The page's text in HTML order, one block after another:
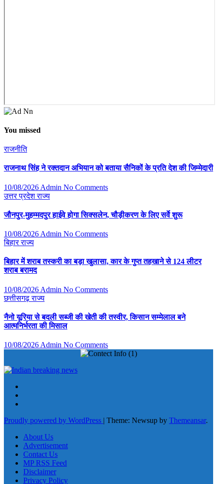
You missed
राजनीति
राजनाथ सिंह ने रक्तदान अभियान को बताया सैनिकों के प्रति देश की जिम्मेदारी
10/08/2026 Admin No Comments
उत्तर प्रदेशराज्य
जौनपुर-मुहम्मदपुर हाईवे होगा सिक्सलेन, चौड़ीकरण के लिए सर्वे शुरू
10/08/2026 Admin No Comments
बिहारराज्य
बिहार में शराब तस्करी का बड़ा खुलासा, कार के गुप्त तहखाने से 124 लीटर
शराब बरामद
10/08/2026 Admin No Comments
छत्तीसगढ़राज्य
नैनो यूरिया से बदली सब्जी की खेती की तस्वीर, किसान सम्मेलाल बने
आत्मनिर्भरता की मिसाल
10/08/2026 Admin No Comments
Proudly powered by WordPress | Theme: Newsup by Themeansar.
About Us
Advertisement
Contact Us
MP RSS Feed
Disclaimer
Privacy Policy